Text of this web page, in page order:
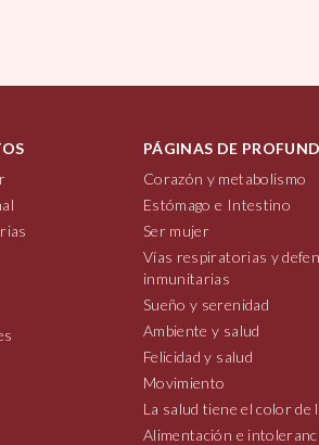
PÁGINAS DE
Corazón y metabolismo
Estómago e Intestino
Ser mujer
Vías respiratorias y
inmunitarias
Sueño y serenidad
Ambiente y salud
Felicidad y salud
Movimiento
La salud tiene el color de
Alimentación e